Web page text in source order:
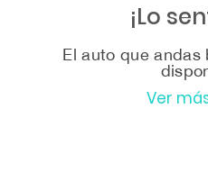
¡Lo
El auto que andas
Ver